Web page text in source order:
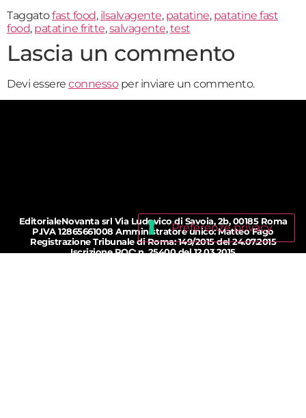
Taggatofast food, ilsalvagente, patatine, patatine fast
food, patatine fritte,salvagente,test
Lascia un commento
Devi essere connessoper inviare un commento.
EditorialeNovanta srl Via Ludovico di Savoia, 2b, 00185 Roma
P.IVA 12865661008 Amministratore unico: Matteo Fago
Registrazione Tribunale di Roma: 149/2015 del 24.07.2015
Iscrizione ROC: n. 25400 del 12.03.2015